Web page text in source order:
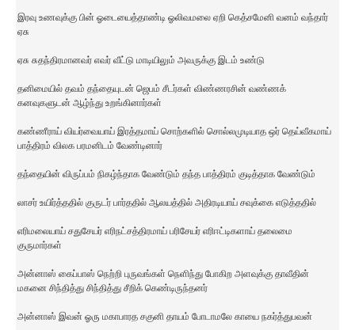
இரவு உணவுக்கு பின் ஓடையைத்தாண்டி ஓலிவமலை ஏறி கெத்சமேனி வனம் வந்தார்
ஏசு
ஏசு சுதந்திரமானவர் எவர் வீட்டு மாடியிலும் அவருக்கு இடம் உண்டு
தனிமையில் தவம் தந்தையுடன் ஜெபம் சீடர்கள் விண்ணரசின் வண்ணக்
கனவுகளுடன் ஆழ்ந்து உறங்கினார்கள்
கண்ணீராய் வியர்வையாய் இரத்தமாய் சொற்களில் சொல்லமுடியாத ஒர் தெய்வீகமாய்
பாத்திரம் விலக பரமனிடம் வேண்டினார்
தந்தையின் விருப்பம் நிகழ்ந்தாக வேண்டும் தந்த பாத்திரம் குடித்தாக வேண்டும்
லாசர் உயிர்த்ததில் குருடர் பார்ததில் ஆலயத்தில் அதிரடியாய் சவுக்கை எடுத்ததில்
எரிமலையாய் சதுசேயர் எரிநட்சத்திரமாய் பரிசேயர் எரிஈட்டிகளாய் தலைமை
குருமார்கள்
அன்னாஸ் கைப்பாஸ் நெற்றி புருவங்கள் நெளிந்து போகிற அளவுக்கு தாவீதின்
மகனை சிந்தித்து சிந்தித்து சீறிக் கெண்டிருந்தனர்
அன்னாஸ் இவன் ஓரு மகாபாரத சகுனி தாயம் போடாமலே காயை நகர்த்துபவன்